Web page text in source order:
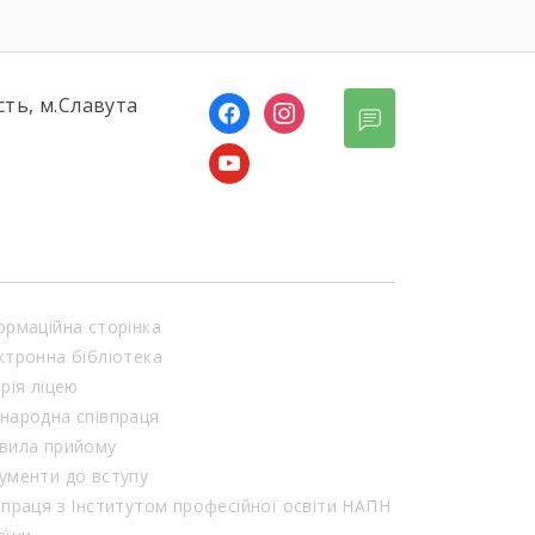
м.Славута
сторінка
бібліотека
ліцею
співпраця
прийому
до вступу
з Інститутом професійної освіти НАПН